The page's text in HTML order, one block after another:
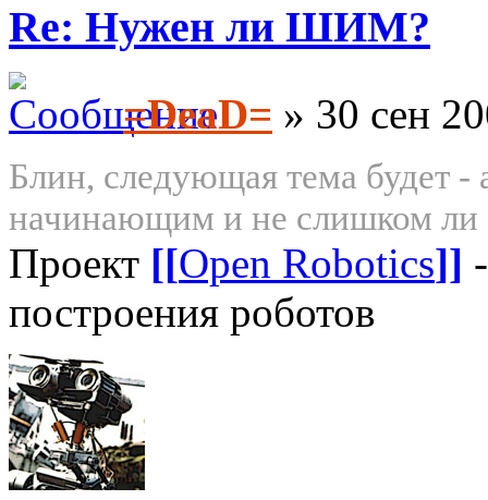
Re: Нужен ли ШИМ?
=DeaD= » 30 сен
Блин, следующая тема будет
начинающим и не слишком ли
Проект [[Open Robotics]]
построения роботов